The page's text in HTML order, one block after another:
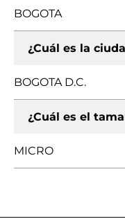
BOGOTA
¿Cuál es la
BOGOTA D.C.
¿Cuál es el
MICRO